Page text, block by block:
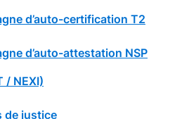
d’auto-certification T2
d’auto-attestation NSP
/ NEXI)
de justice